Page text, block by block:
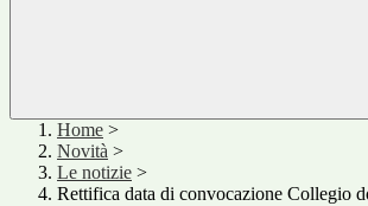
Home >
Novità >
Le notizie >
Rettifica data di convocazione Collegio